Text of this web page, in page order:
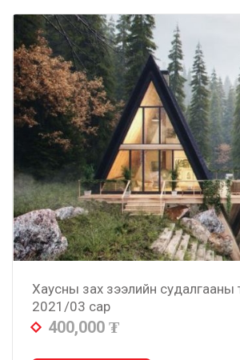
Хаусны зах зээлийн судалгааны
2021/03 сар
400,000 ₮